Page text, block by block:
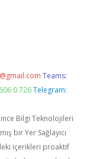
Teams:
0 726 Telegram:
Bilgi Teknolojileri
bir Yer Sağlayıcı
içerikleri proaktif